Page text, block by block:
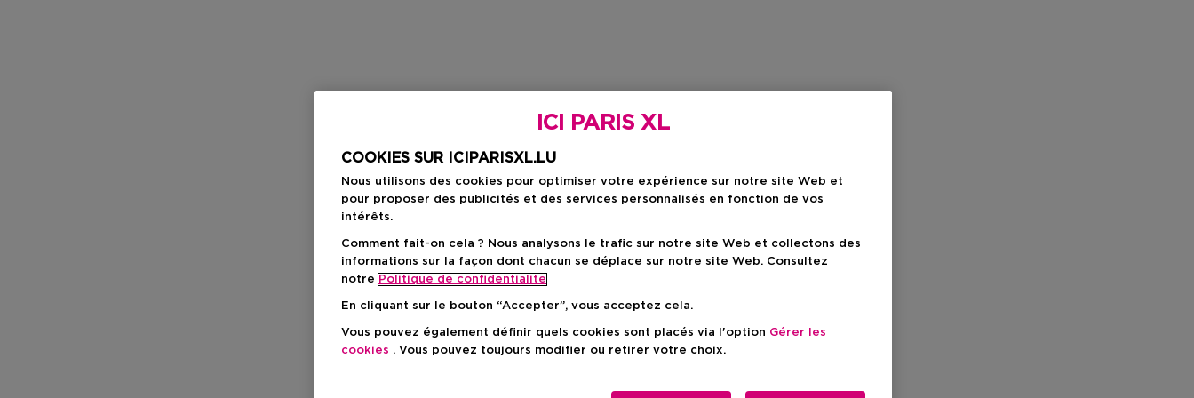
ICI PARIS XL
COOKIES SUR ICIPARISXL.LU
Nous utilisons des cookies pour optimiser votre expérience sur notre site Web et
pour proposer des publicités et des services personnalisés en fonction de vos
intérêts.
Comment fait-on cela ? Nous analysons le trafic sur notre site Web et collectons des
informations sur la façon dont chacun se déplace sur notre site Web. Consultez
notre Politique de confidentialite
En cliquant sur le bouton “Accepter”, vous acceptez cela.
Vous pouvez également définir quels cookies sont placés via l'option Gérer les
cookies . Vous pouvez toujours modifier ou retirer votre choix.